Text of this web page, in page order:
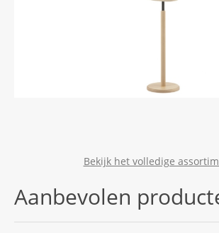
Bekijk het volledige
Aanbevolen